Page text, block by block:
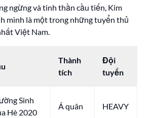
ngừng và tinh thần cầu tiến, Kim
mình là một trong những tuyển thủ
Việt Nam.
Thành
tích
Đội
tuyển
Sinh
Hè 2020
Á quân HEAVY